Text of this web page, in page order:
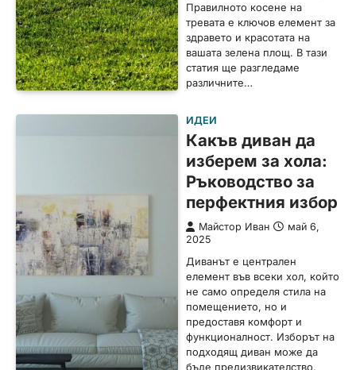
Правилното косене на
тревата е ключов елемент за
здравето и красотата на
вашата зелена площ. В тази
статия ще разгледаме
различните…
ИДЕИ
Какъв диван да
изберем за хола:
Ръководство за
перфектния избор
Майстор Иван
май 6,
2025
Диванът е централен
елемент във всеки хол, който
не само определя стила на
помещението, но и
предоставя комфорт и
функционалност. Изборът на
подходящ диван може да
бъде предизвикателство,